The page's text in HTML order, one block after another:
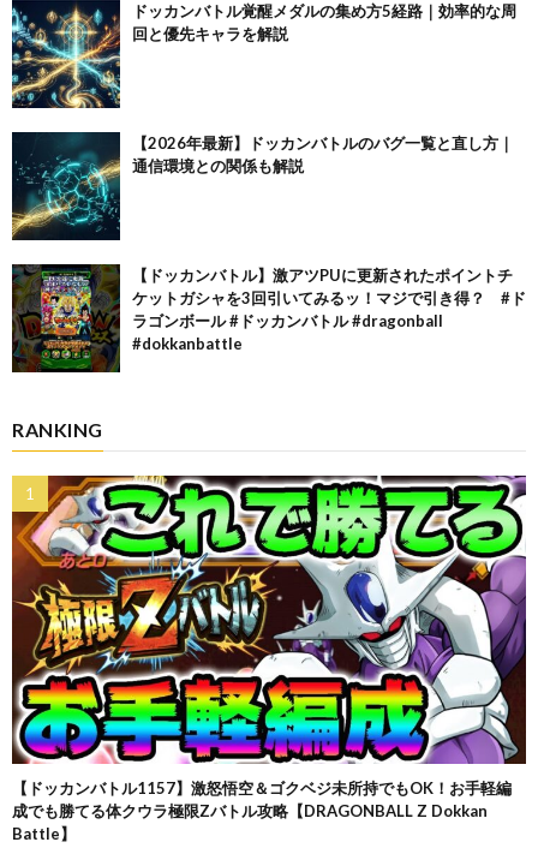
ドッカンバトル覚醒メダルの集め方5経路｜効率的な周
回と優先キャラを解説
【2026年最新】ドッカンバトルのバグ一覧と直し方｜
通信環境との関係も解説
【ドッカンバトル】激アツPUに更新されたポイントチ
ケットガシャを3回引いてみるッ！マジで引き得？ #ド
ラゴンボール #ドッカンバトル #dragonball
#dokkanbattle
RANKING
【ドッカンバトル1157】激怒悟空＆ゴクベジ未所持でもOK！お手軽編
成でも勝てる体クウラ極限Zバトル攻略【DRAGONBALL Z Dokkan
Battle】